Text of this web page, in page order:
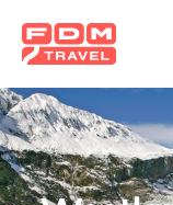
Gå
til
hovedindhold